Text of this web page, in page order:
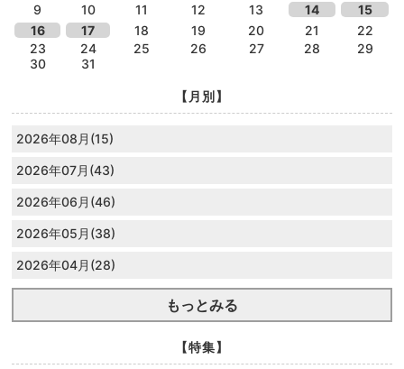
9
10 11 12 13 14
15
16
17 18 19 20 21
22
23
24 25 26 27 28
29
30
31
【月別】
2026年08月(15)
2026年07月(43)
2026年06月(46)
2026年05月(38)
2026年04月(28)
もっとみる
【特集】